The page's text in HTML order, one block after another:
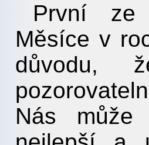
První ze
Měsíce v
důvodu,
Nás